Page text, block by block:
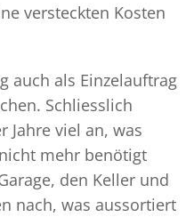
versteckten Kosten
auch als Einzelauftrag
Schliesslich
Jahre viel an, was
mehr benötigt
den Keller und
nach, was aussortiert